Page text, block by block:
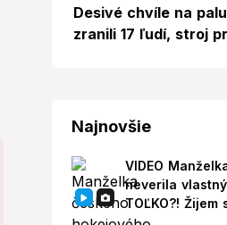
Desivé chvíle na
zranili 17 ľudí, stroj
Najnovšie
VIDEO
neverila
TOĽKO?!